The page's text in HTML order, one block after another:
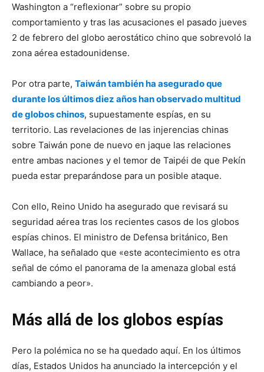
Washington a “reflexionar” sobre su propio
comportamiento y tras las acusaciones el pasado jueves
2 de febrero del globo aerostático chino que sobrevoló la
zona aérea estadounidense.
Por otra parte, Taiwán también ha asegurado que
durante los últimos diez años han observado multitud
de globos chinos, supuestamente espías, en su
territorio. Las revelaciones de las injerencias chinas
sobre Taiwán pone de nuevo en jaque las relaciones
entre ambas naciones y el temor de Taipéi de que Pekín
pueda estar preparándose para un posible ataque.
Con ello, Reino Unido ha asegurado que revisará su
seguridad aérea tras los recientes casos de los globos
espías chinos. El ministro de Defensa británico, Ben
Wallace, ha señalado que «este acontecimiento es otra
señal de cómo el panorama de la amenaza global está
cambiando a peor».
Más allá de los globos espías
Pero la polémica no se ha quedado aquí. En los últimos
días, Estados Unidos ha anunciado la intercepción y el